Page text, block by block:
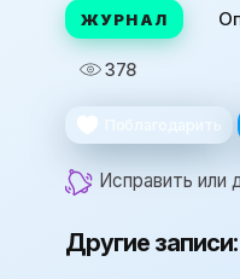
ЖУРНАЛ
378
Исправить или
Другие записи: